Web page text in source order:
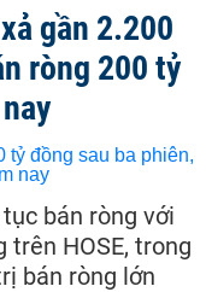
gần 2.200
ròng 200 tỷ
bán ròng với
HOSE, trong
bán ròng lớn